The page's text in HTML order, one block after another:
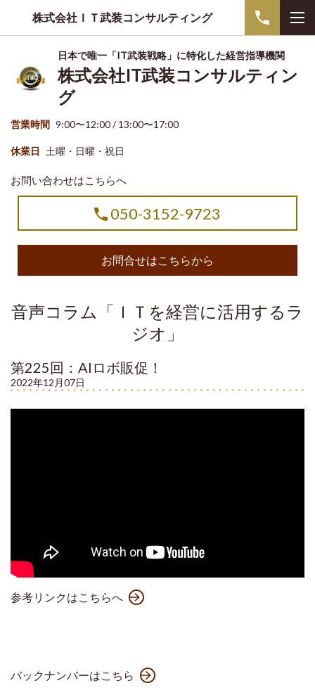
株式会社ＩＴ武装コンサルティング
日本で唯一「IT武装戦略」に特化した経営指導機関
株式会社IT武装コンサルティン
グ
営業時間 9:00〜12:00 / 13:00〜17:00
休業日 土曜・日曜・祝日
お問い合わせはこちらへ
050-3152-9723
お問合せはこちらから
音声コラム「ＩＴを経営に活用するラ
ジオ」
第225回：AIロボ販促！
2022年12月07日
参考リンクはこちらへ
バックナンバーはこちら